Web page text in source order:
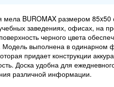
мела BUROMAX размером
заведениях, офисах, на
черного цвета
Модель выполнена в одинарном
придает конструкции
Доска удобна для
различной информации.